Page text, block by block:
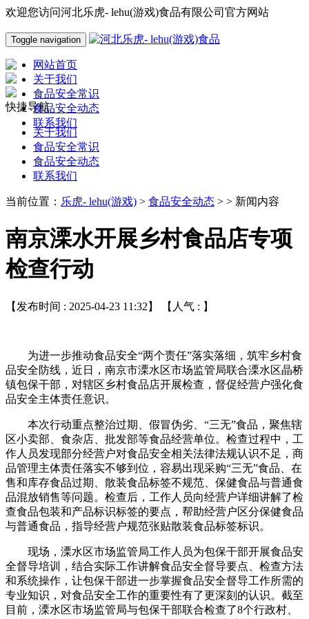
欢迎您访问河北乐虎- lehu(游戏)食品有限公司官方网站
Toggle navigation
网站首页
关于我们
食品安全常识
食品安全动态
联系我们
快捷导航
关于我们
食品安全常识
食品安全动态
联系我们
当前位置： 乐虎- lehu(游戏) > 食品安全动态 > > 新闻内容
南京溧水开展乡村食品店专项
检查行动
【发布时间 : 2025-04-23 11:32】 【人气 : 】
为进一步推动食品安全“两个责任”落实落细，筑牢乡村食
品安全防线，近日，南京市溧水区市场监管局联合溧水区晶桥
镇包保干部，对辖区乡村食品店开展检查，督促经营户强化食
品安全主体责任意识。
本次行动重点整治过期、假冒伪劣、“三无”食品，聚焦辖
区小卖部、食杂店、批发部等食品经营单位。检查过程中，工
作人员发现部分经营户对食品安全相关法律法规认识不足，商
品管理主体责任落实不够到位，容易出现采购“三无”食品、在
售和库存食品过期、散装食品标签不规范、保健食品与普通食
品混放销售等问题。检查后，工作人员向经营户详细讲解了检
查食品包装和产品标识标签的要点，帮助经营户区分保健食品
与普通食品，指导经营户规范张贴散装食品标签标识。
现场，溧水区市场监管局工作人员为包保干部开展食品安
全督导培训，结合实际工作讲解食品安全督导要点、检查方法
和系统操作，让包保干部进一步掌握食品安全督导工作所需的
专业知识，对食品安全工作的重要性有了更深刻的认识。截至
目前，溧水区市场监管局与包保干部联合检查了8个行政村、